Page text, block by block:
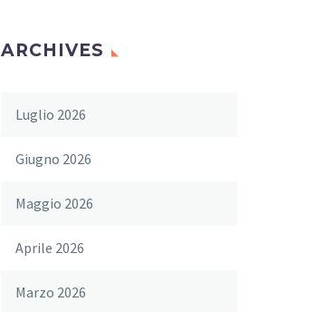
ARCHIVES
Luglio 2026
Giugno 2026
Maggio 2026
Aprile 2026
Marzo 2026